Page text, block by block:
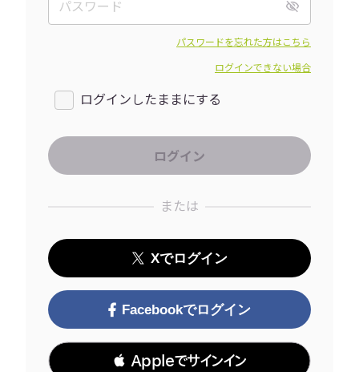
パスワードを忘れた方はこちら
ログインできない場合
ログインしたままにする
または
Xでログイン
Facebookでログイン
 Appleでサインイン